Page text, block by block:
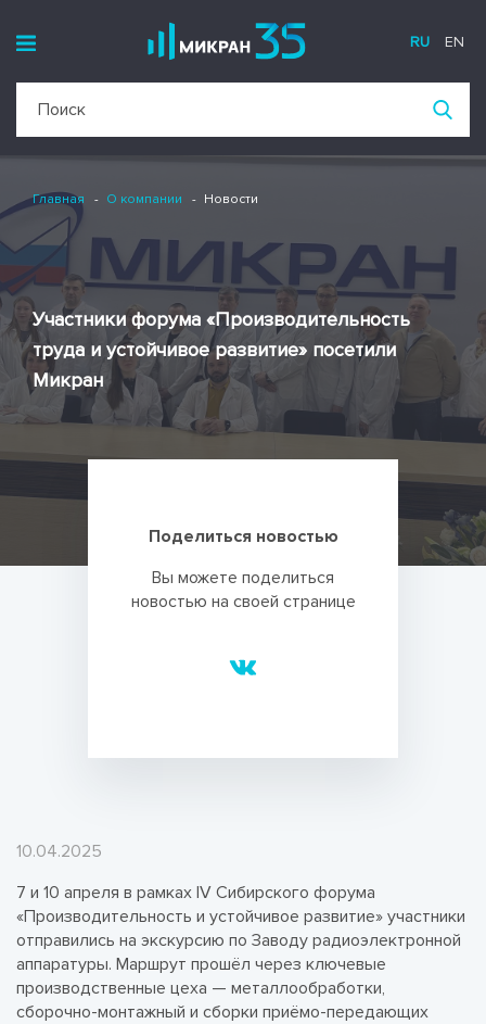
RU EN
Участники форума «Производительность
труда и устойчивое развитие» посетили
Микран
Поделиться новостью
Вы можете поделиться
новостью на своей странице
Главная О компании Новости
10.04.2025
7 и 10 апреля в рамках IV Сибирского форума
«Производительность и устойчивое развитие» участники
отправились на экскурсию по Заводу радиоэлектронной
аппаратуры. Маршрут прошёл через ключевые
производственные цеха — металлообработки,
сборочно-монтажный и сборки приёмо-передающих